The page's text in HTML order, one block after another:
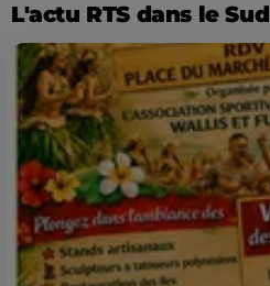
L'actu RTS dans le Sud